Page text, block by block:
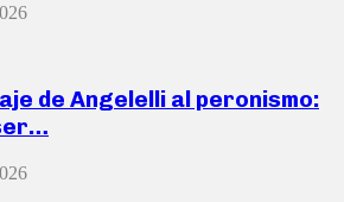
de Angelelli al peronismo: